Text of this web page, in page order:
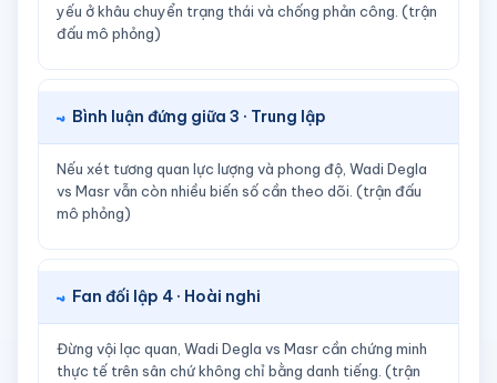
yếu ở khâu chuyển trạng thái và chống phản công. (trận
đấu mô phỏng)
Bình luận đứng giữa 3 · Trung lập
Nếu xét tương quan lực lượng và phong độ, Wadi Degla
vs Masr vẫn còn nhiều biến số cần theo dõi. (trận đấu
mô phỏng)
Fan đối lập 4 · Hoài nghi
Đừng vội lạc quan, Wadi Degla vs Masr cần chứng minh
thực tế trên sân chứ không chỉ bằng danh tiếng. (trận